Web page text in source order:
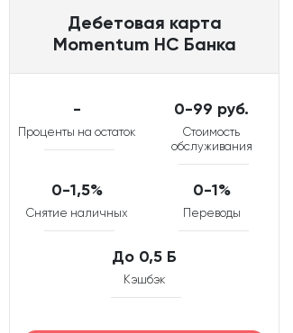
Дебетовая карта
Momentum НС Банка
-
Проценты на остаток
0-99 руб.
Стоимость
обслуживания
0-1,5%
Снятие наличных
0-1%
Переводы
До 0,5 Б
Кэшбэк